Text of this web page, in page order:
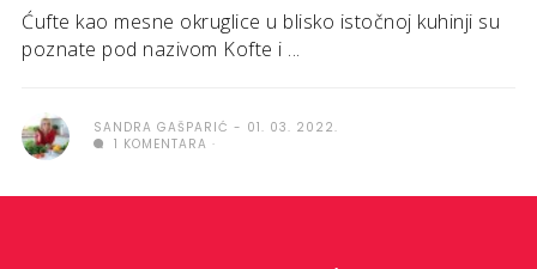
Ćufte kao mesne okruglice u blisko istočnoj kuhinji su
poznate pod nazivom Kofte i ...
SANDRA GAŠPARIĆ
01. 03. 2022.
1 KOMENTARA